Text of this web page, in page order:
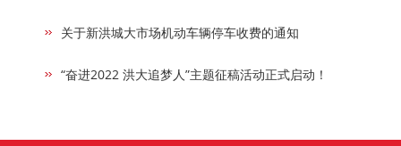
关于新洪城大市场机动车辆停车收费的通知
“奋进2022 洪大追梦人”主题征稿活动正式启动！